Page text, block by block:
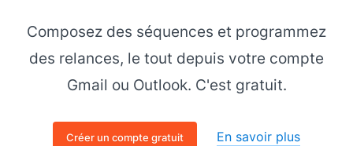
Composez des séquences et programmez
des relances, le tout depuis votre compte
Gmail ou Outlook. C'est gratuit.
Créer un compte gratuit En savoir plus